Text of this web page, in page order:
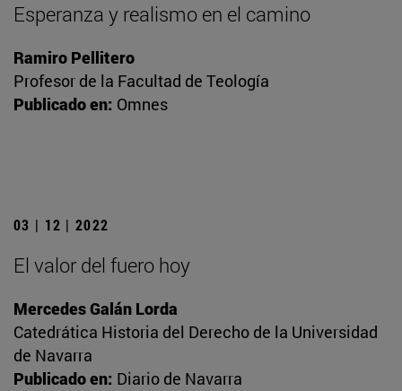
Esperanza y realismo en el camino
Ramiro Pellitero
Profesor de la Facultad de Teología
Publicado en: Omnes
03 | 12 | 2022
El valor del fuero hoy
Mercedes Galán Lorda
Catedrática Historia del Derecho de la Universidad
de Navarra
Publicado en: Diario de Navarra